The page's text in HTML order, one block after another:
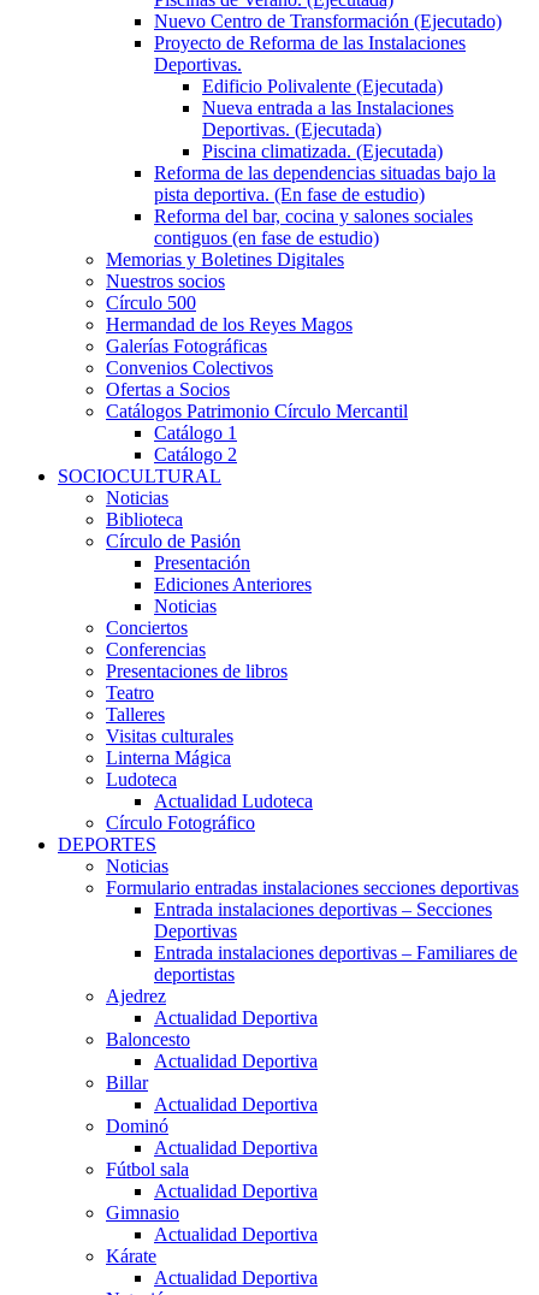
Nuevo Centro de Transformación (Ejecutado)
Proyecto de Reforma de las Instalaciones
Deportivas.
Edificio Polivalente (Ejecutada)
Nueva entrada a las Instalaciones
Deportivas. (Ejecutada)
Piscina climatizada. (Ejecutada)
Reforma de las dependencias situadas bajo la
pista deportiva. (En fase de estudio)
Reforma del bar, cocina y salones sociales
contiguos (en fase de estudio)
Memorias y Boletines Digitales
Nuestros socios
Círculo 500
Hermandad de los Reyes Magos
Galerías Fotográficas
Convenios Colectivos
Ofertas a Socios
Catálogos Patrimonio Círculo Mercantil
Catálogo 1
Catálogo 2
SOCIOCULTURAL
Noticias
Biblioteca
Círculo de Pasión
Presentación
Ediciones Anteriores
Noticias
Conciertos
Conferencias
Presentaciones de libros
Teatro
Talleres
Visitas culturales
Linterna Mágica
Ludoteca
Actualidad Ludoteca
Círculo Fotográfico
DEPORTES
Noticias
Formulario entradas instalaciones secciones deportivas
Entrada instalaciones deportivas – Secciones
Deportivas
Entrada instalaciones deportivas – Familiares de
deportistas
Ajedrez
Actualidad Deportiva
Baloncesto
Actualidad Deportiva
Billar
Actualidad Deportiva
Dominó
Actualidad Deportiva
Fútbol sala
Actualidad Deportiva
Gimnasio
Actualidad Deportiva
Kárate
Actualidad Deportiva